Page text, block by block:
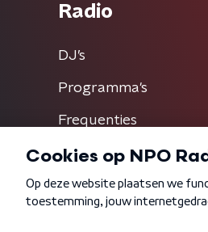
Radio
DJ’s
Programma's
Frequenties
Algemene voorwaarden